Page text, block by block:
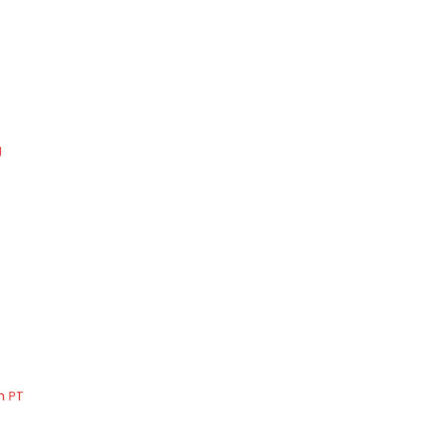
PT